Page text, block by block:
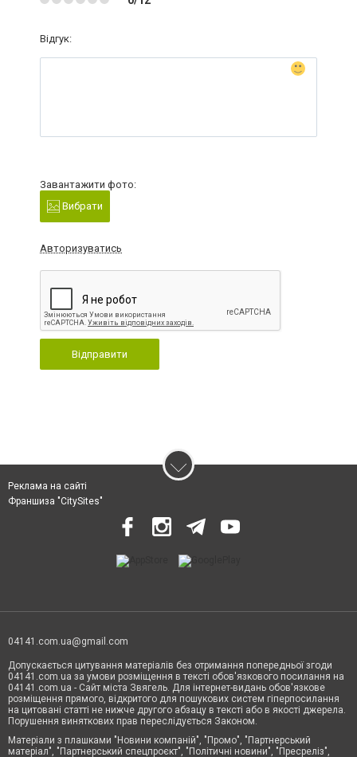
Відгук:
Завантажити фото:
Вибрати
Авторизуватись
Відправити
Реклама на сайті
Франшиза "CitySites"
04141.com.ua@gmail.com
Допускається цитування матеріалів без отримання попередньої згоди
04141.com.ua за умови розміщення в тексті обов'язкового посилання на
04141.com.ua - Сайт міста Звягель. Для інтернет-видань обов'язкове
розміщення прямого, відкритого для пошукових систем гіперпосилання
на цитовані статті не нижче другого абзацу в тексті або в якості джерела.
Порушення виняткових прав переслідується Законом.
Матеріали з плашками "Новини компаній", "Промо", "Партнерський
матеріал", "Партнерський спецпроєкт", "Політичні новини", "Пресреліз",